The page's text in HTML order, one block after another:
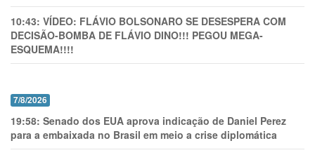
10:43: VÍDEO: FLÁVIO BOLSONARO SE DESESPERA COM
DECISÃO-BOMBA DE FLÁVIO DINO!!! PEGOU MEGA-
ESQUEMA!!!!
7/8/2026
19:58: Senado dos EUA aprova indicação de Daniel Perez
para a embaixada no Brasil em meio a crise diplomática